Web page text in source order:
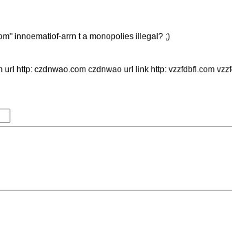
innoematiof-arrn t a monopolies illegal? ;)
http: czdnwao.com czdnwao url link http: vzzfdbfl.com